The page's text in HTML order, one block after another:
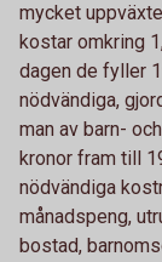
mycket
kostar omkring
dagen de fyller
nödvändiga,
man av barn-
kronor fram till
nödvändiga
månadspeng,
bostad,